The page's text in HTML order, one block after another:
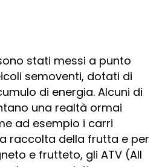
stati messi a punto
semoventi, dotati di
di energia. Alcuni di
una realtà ormai
ad esempio i carri
raccolta della frutta e per
e frutteto, gli ATV (All